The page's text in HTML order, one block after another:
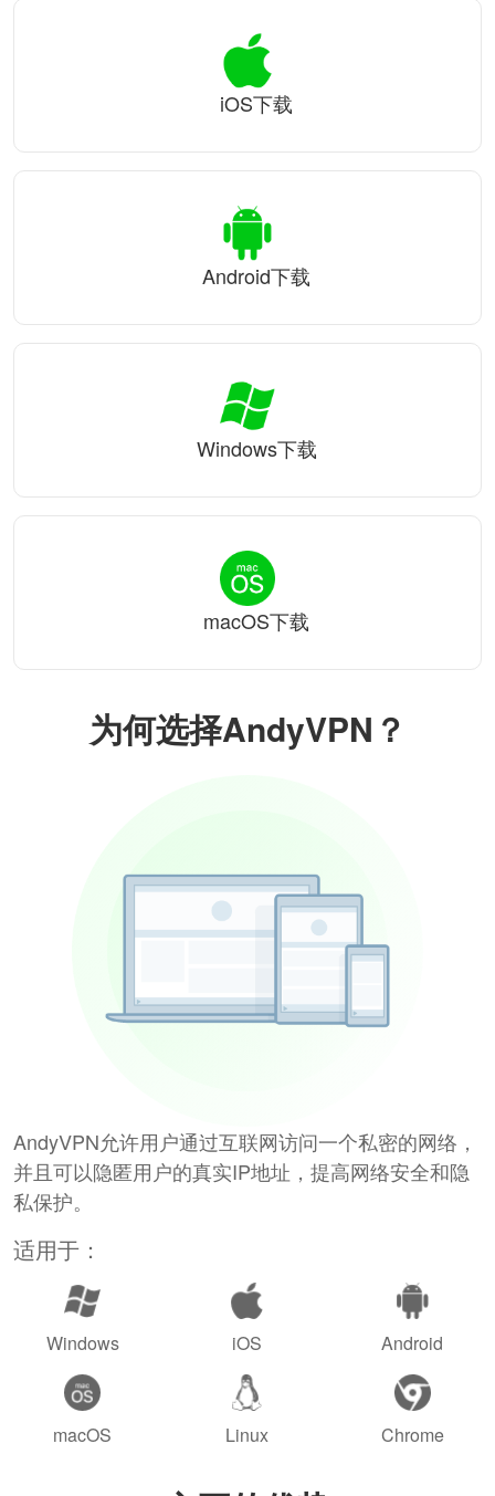
为何选择AndyVPN？
AndyVPN允许用户通过互联网访问一个私密的网络，
并且可以隐匿用户的真实IP地址，提高网络安全和隐
私保护。
适用于：
Windows iOS Android
macOS Linux Chrome
iOS下载
Android下载
Windows下载
macOS下载